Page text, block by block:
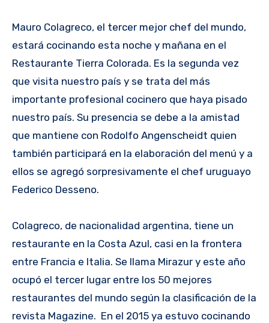
Mauro Colagreco, el tercer mejor chef del mundo,
estará cocinando esta noche y mañana en el
Restaurante Tierra Colorada. Es la segunda vez
que visita nuestro país y se trata del más
importante profesional cocinero que haya pisado
nuestro país. Su presencia se debe a la amistad
que mantiene con Rodolfo Angenscheidt quien
también participará en la elaboración del menú y a
ellos se agregó sorpresivamente el chef uruguayo
Federico Desseno.
Colagreco, de nacionalidad argentina, tiene un
restaurante en la Costa Azul, casi en la frontera
entre Francia e Italia. Se llama Mirazur y este año
ocupó el tercer lugar entre los 50 mejores
restaurantes del mundo según la clasificación de la
revista Magazine. En el 2015 ya estuvo cocinando